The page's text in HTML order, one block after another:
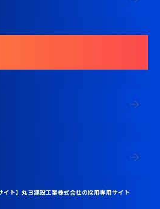
ト】丸ヨ建設工業株式会社の採用専用サイト